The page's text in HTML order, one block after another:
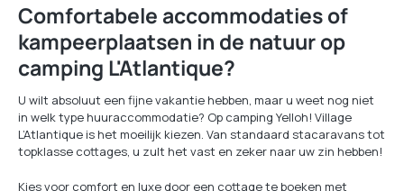
Comfortabele accommodaties of
kampeerplaatsen in de natuur op
camping L'Atlantique?
U wilt absoluut een fijne vakantie hebben, maar u weet nog niet
in welk type huuraccommodatie? Op camping Yelloh! Village
L’Atlantique is het moeilijk kiezen. Van standaard stacaravans tot
topklasse cottages, u zult het vast en zeker naar uw zin hebben!
Kies voor comfort en luxe door een cottage te boeken met